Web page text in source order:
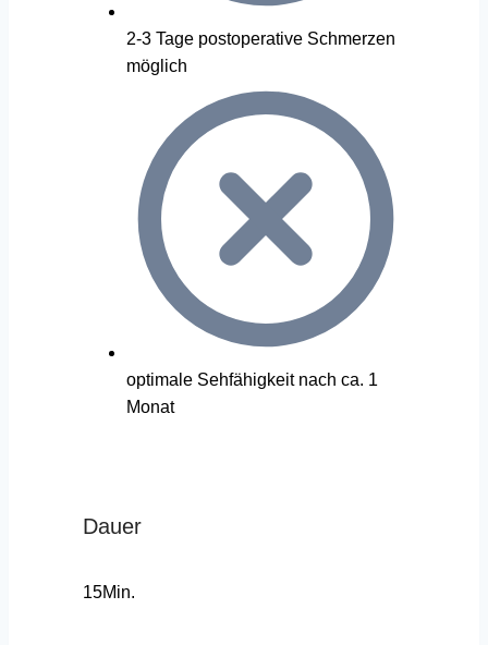
2-3 Tage postoperative Schmerzen
möglich
optimale Sehfähigkeit nach ca. 1
Monat
Dauer
15Min.